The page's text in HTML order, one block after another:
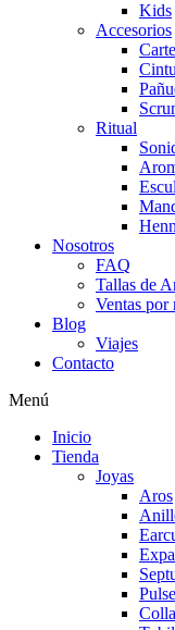
Kids
Accesorios
Ritual
Nosotros
FAQ
Tallas de
Ventas por
Blog
Viajes
Contacto
Menú
Inicio
Tienda
Joyas
Aros